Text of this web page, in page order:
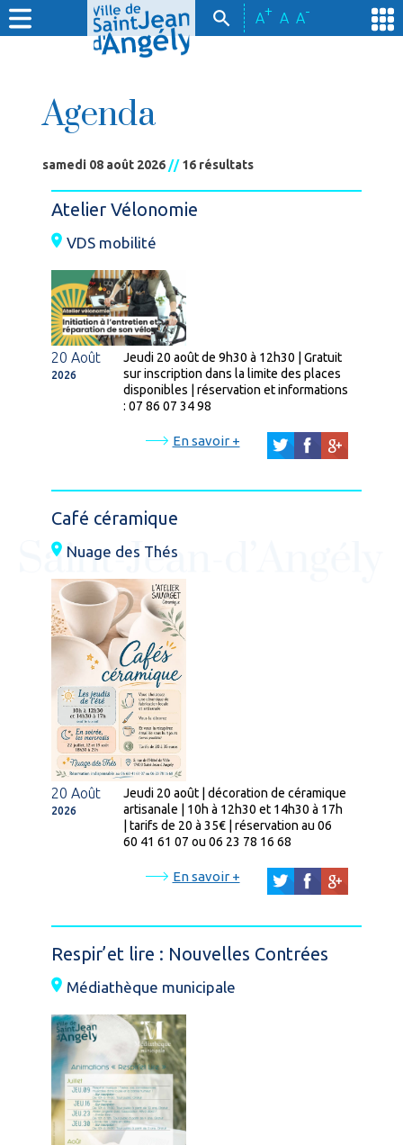
A+ A A-
Agenda
samedi 08 août 2026 //16 résultats
Atelier Vélonomie
VDS mobilité
20 Août
2026
Jeudi 20 août de 9h30 à 12h30 | Gratuit
sur inscription dans la limite des places
disponibles | réservation et informations
: 07 86 07 34 98
En savoir +
Café céramique
Nuage des Thés
20 Août
2026
Jeudi 20 août | décoration de céramique
artisanale | 10h à 12h30 et 14h30 à 17h
| tarifs de 20 à 35€ | réservation au 06
60 41 61 07 ou 06 23 78 16 68
En savoir +
Respir’et lire : Nouvelles Contrées
Médiathèque municipale